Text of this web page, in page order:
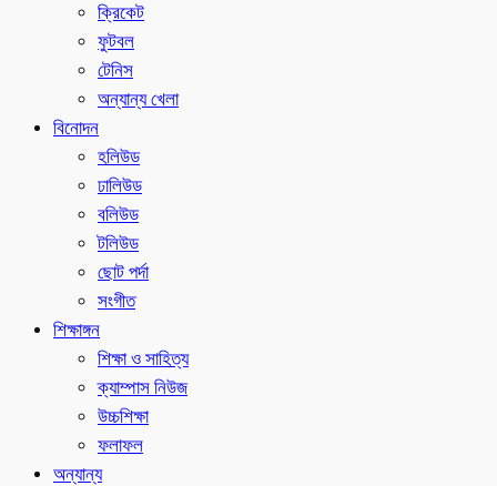
ক্রিকেট
ফুটবল
টেনিস
অন্যান্য খেলা
বিনোদন
হলিউড
ঢালিউড
বলিউড
টলিউড
ছোট পর্দা
সংগীত
শিক্ষাঙ্গন
শিক্ষা ও সাহিত্য
ক্যাম্পাস নিউজ
উচ্চশিক্ষা
ফলাফল
অন্যান্য